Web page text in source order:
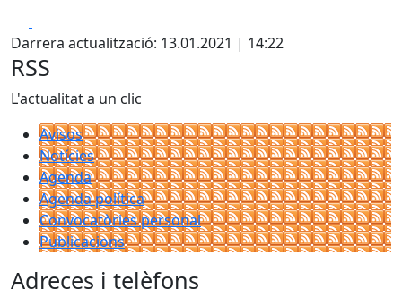
Darrera actualització: 13.01.2021 | 14:22
RSS
L'actualitat a un clic
Avisos
Notícies
Agenda
Agenda política
Convocatòries personal
Publicacions
Adreces i telèfons